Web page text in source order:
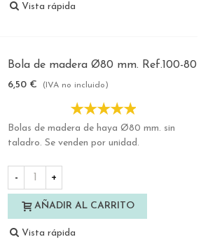
Vista rápida
Bola de madera Ø80 mm. Ref.100-80
6,50 € (IVA no incluido)
Bolas de madera de haya Ø80 mm. sin
taladro. Se venden por unidad.
- +
AÑADIR AL CARRITO
Vista rápida